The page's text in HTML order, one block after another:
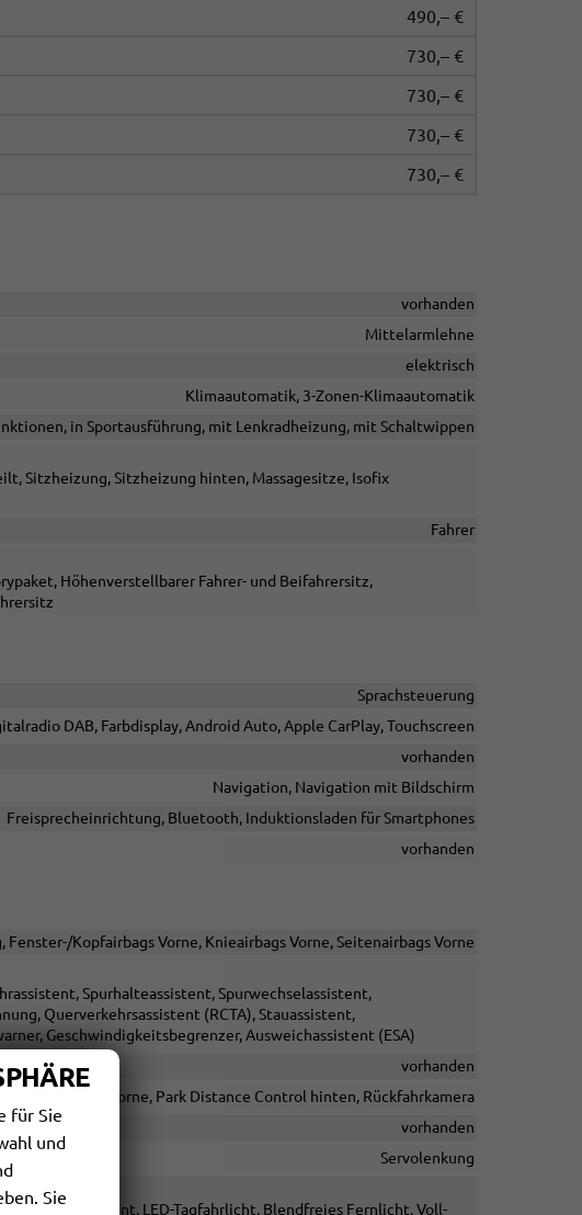
490,– €
730,– €
730,– €
730,– €
730,– €
vorhanden
Mittelarmlehne
elektrisch
Klimaautomatik, 3-Zonen-Klimaautomatik
in Sportausführung, mit Lenkradheizung, mit Schaltwippen
Sitzheizung, Sitzheizung hinten, Massagesitze, Isofix
Fahrer
Höhenverstellbarer Fahrer- und Beifahrersitz,
Sprachsteuerung
DAB, Farbdisplay, Android Auto, Apple CarPlay, Touchscreen
vorhanden
Navigation, Navigation mit Bildschirm
Freisprecheinrichtung, Bluetooth, Induktionsladen für Smartphones
vorhanden
Fenster-/Kopfairbags Vorne, Knieairbags Vorne, Seitenairbags Vorne
Spurhalteassistent, Spurwechselassistent,
Querverkehrsassistent (RCTA), Stauassistent,
Geschwindigkeitsbegrenzer, Ausweichassistent (ESA)
vorhanden
Control vorne, Park Distance Control hinten, Rückfahrkamera
vorhanden
Servolenkung
Fernlichtassistent, LED-Tagfahrlicht, Blendfreies Fernlicht, Voll-
für Sie
und
Sie